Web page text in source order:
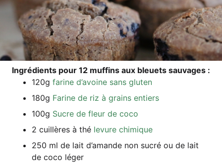
Ing­ré­di­ents pour 12 muf­fins aux bleu­ets sauvages :
120g fari­ne d’a­voi­ne sans gluten
180g Fari­ne de riz à grains entiers
100g Sucre de fleur de coco
2 cuil­lè­res à thé levu­re chimique
250 ml de lait d’a­man­de non sucré ou de lait
de coco léger